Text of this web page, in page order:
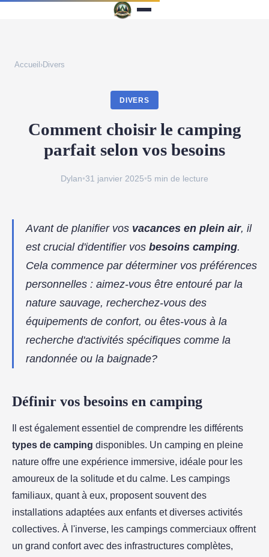
Accueil ›Divers
DIVERS
Comment choisir le camping
parfait selon vos besoins
Dylan•31 janvier 2025•5 min de lecture
Avant de planifier vos vacances en plein air, il
est crucial d'identifier vos besoins camping.
Cela commence par déterminer vos préférences
personnelles : aimez-vous être entouré par la
nature sauvage, recherchez-vous des
équipements de confort, ou êtes-vous à la
recherche d'activités spécifiques comme la
randonnée ou la baignade?
Définir vos besoins en camping
Il est également essentiel de comprendre les différents
types de camping disponibles. Un camping en pleine
nature offre une expérience immersive, idéale pour les
amoureux de la solitude et du calme. Les campings
familiaux, quant à eux, proposent souvent des
installations adaptées aux enfants et diverses activités
collectives. À l'inverse, les campings commerciaux offrent
un grand confort avec des infrastructures complètes,